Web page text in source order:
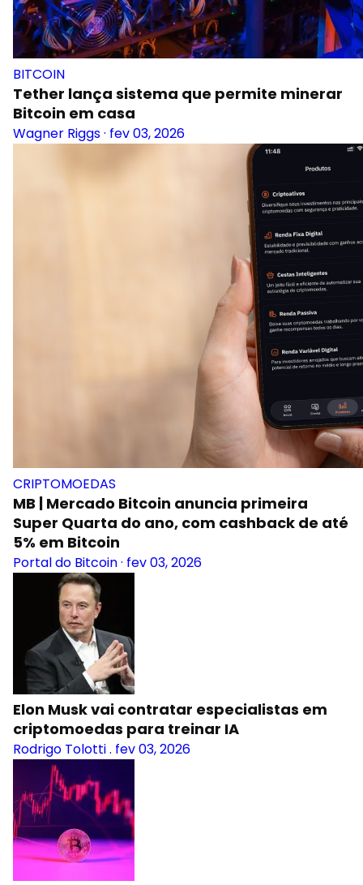
BITCOIN
Tether lança sistema que permite minerar
Bitcoin em casa
Wagner Riggs· fev 03, 2026
CRIPTOMOEDAS
MB | Mercado Bitcoin anuncia primeira
Super Quarta do ano, com cashback de até
5% em Bitcoin
Portal do Bitcoin· fev 03, 2026
Elon Musk vai contratar especialistas em
criptomoedas para treinar IA
Rodrigo Tolotti. fev 03, 2026